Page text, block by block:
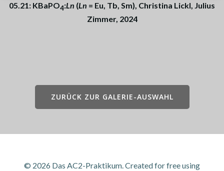
05.21: KBaPO4:Ln (Ln = Eu, Tb, Sm), Christina Lickl, Julius
Zimmer, 2024
ZURÜCK ZUR GALERIE-AUSWAHL
© 2026 Das AC2-Praktikum. Created for free using